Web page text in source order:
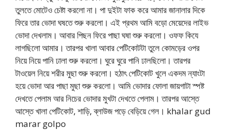
তুলতে মোটেও চেষ্টা করলো না। পা দুইটা ফাক করে আমার জানালার দিকে
ফিরে তার ভোদা ঘষতে শুরু করলো। এই প্রথম আমি বড়ো মেয়েদের লাইভ
ভোদা দেখলাম। আবার পিছন ফিরে পাছা ঘষা শুরু করলো। ওফফ কিযে
লাগছিলো আমার। তারপর খালা আবার পেটিকোটটা তুলে কোমড়ের ওপর
নিয়ে নিয়ে পানি ঢালা শুরু করলো। ঘুরে ঘুরে পানি ঢালছিলো। তারপর
টাওয়েল নিয়ে শরীর মুছা শুরু করলো। হঠাৎ পেটিকোট খুলে একদম ন্যাংটা
হয়ে ভোদা আর পাছা মুছা শুরু করলো। আমি ভোদার ফোলা জায়গাটা স্পষ্ট
দেখতে পেলাম আর নিচের ভোদার মুখটা দেখতে পেলাম। তারপর আস্তে
আস্তে খালা পেটিকোট, শাড়ি, ব্লাউজ পড়ে বেড়িয়ে গেল। khalar gud
marar golpo